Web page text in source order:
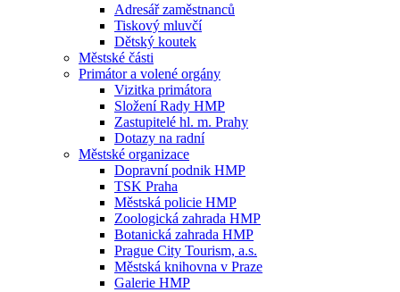
Adresář zaměstnanců
Tiskový mluvčí
Dětský koutek
Městské části
Primátor a volené orgány
Vizitka primátora
Složení Rady HMP
Zastupitelé hl. m. Prahy
Dotazy na radní
Městské organizace
Dopravní podnik HMP
TSK Praha
Městská policie HMP
Zoologická zahrada HMP
Botanická zahrada HMP
Prague City Tourism, a.s.
Městská knihovna v Praze
Galerie HMP